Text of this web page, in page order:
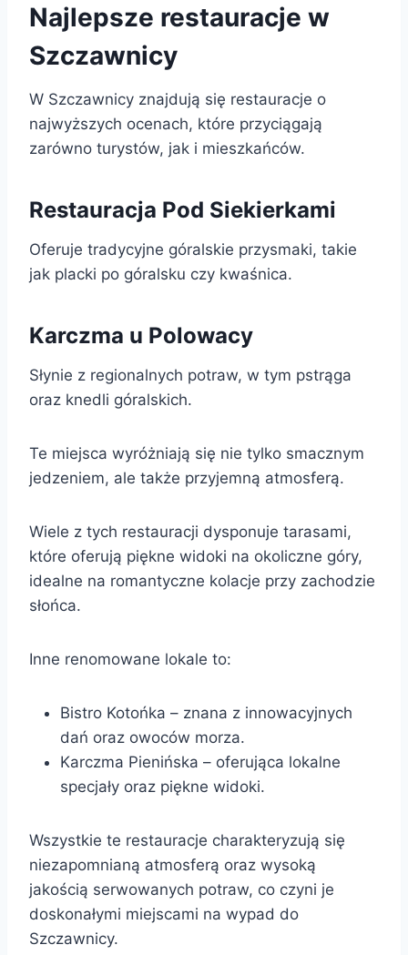
Najlepsze restauracje w
Szczawnicy
W Szczawnicy znajdują się restauracje o
najwyższych ocenach, które przyciągają
zarówno turystów, jak i mieszkańców.
Restauracja Pod Siekierkami
Oferuje tradycyjne góralskie przysmaki, takie
jak placki po góralsku czy kwaśnica.
Karczma u Polowacy
Słynie z regionalnych potraw, w tym pstrąga
oraz knedli góralskich.
Te miejsca wyróżniają się nie tylko smacznym
jedzeniem, ale także przyjemną atmosferą.
Wiele z tych restauracji dysponuje tarasami,
które oferują piękne widoki na okoliczne góry,
idealne na romantyczne kolacje przy zachodzie
słońca.
Inne renomowane lokale to:
Bistro Kotońka – znana z innowacyjnych
dań oraz owoców morza.
Karczma Pienińska – oferująca lokalne
specjały oraz piękne widoki.
Wszystkie te restauracje charakteryzują się
niezapomnianą atmosferą oraz wysoką
jakością serwowanych potraw, co czyni je
doskonałymi miejscami na wypad do
Szczawnicy.